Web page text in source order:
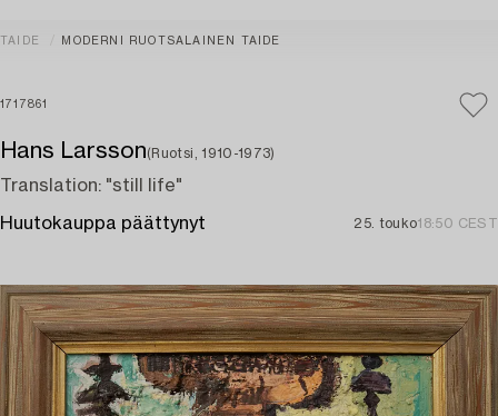
TAIDE MODERNI RUOTSALAINEN TAIDE
1717861
Hans Larsson(Ruotsi, 1910-1973)
Translation: "still life"
Huutokauppa päättynyt 25. touko18:50 CEST